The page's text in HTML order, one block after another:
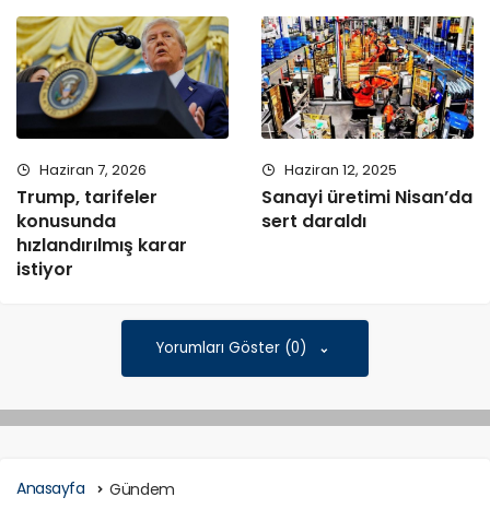
Haziran 7, 2026
Trump, tarifeler
konusunda
hızlandırılmış karar
istiyor
Haziran 12, 2025
Sanayi üretimi Nisan’da
sert daraldı
Yorumları Göster (0)
Anasayfa Gündem